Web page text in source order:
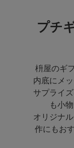
プチ
枡屋のギ
内底にメ
サプライ
も小
オリジナ
作にもお